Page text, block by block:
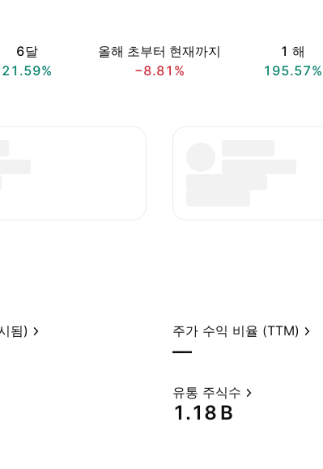
6달
21.59%
올해 초부터 현재까지
−8.81%
1 해
195.57%
됨) 주가 수익 비율 (TTM)
—
유통 주식수
‪1.18 B‬